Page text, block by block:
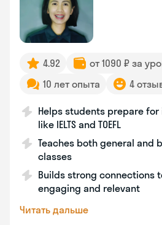
4.92
от 1090 ₽ за
10 лет опыта
4
Helps students prepare
like IELTS and TOEFL
Teaches both general and
classes
Builds strong connections
engaging and relevant
Читать дальше